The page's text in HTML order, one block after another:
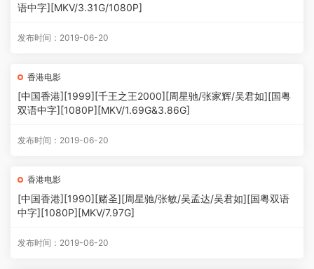
语中字][MKV/3.31G/1080P]
发布时间：2019-06-20
香港电影
[中国香港][1999][千王之王2000][周星驰/张家辉/吴君如][国粤
双语中字][1080P][MKV/1.69G&3.86G]
发布时间：2019-06-20
香港电影
[中国香港][1990][赌圣][周星驰/张敏/吴孟达/吴君如][国粤双语
中字][1080P][MKV/7.97G]
发布时间：2019-06-20